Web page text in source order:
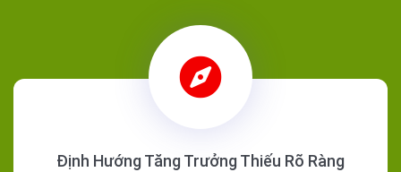
Định Hướng Tăng Trưởng Thiếu Rõ Ràng